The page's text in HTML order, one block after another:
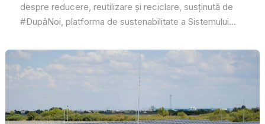
despre reducere, reutilizare și reciclare, susținută de
#DupăNoi, platforma de sustenabilitate a Sistemului...